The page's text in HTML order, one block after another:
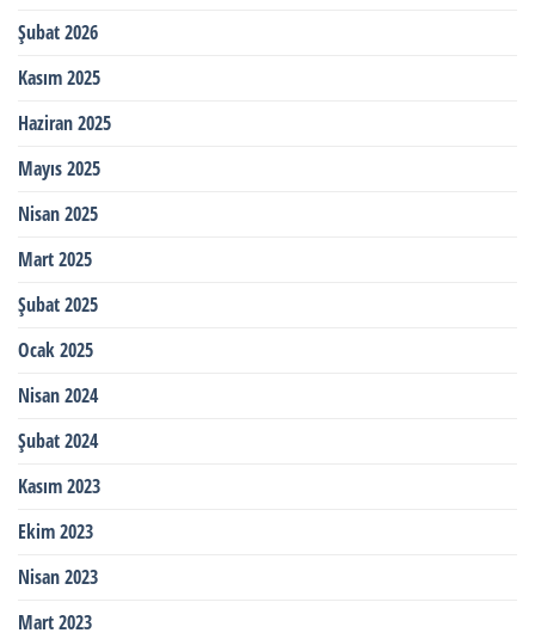
Şubat 2026
Kasım 2025
Haziran 2025
Mayıs 2025
Nisan 2025
Mart 2025
Şubat 2025
Ocak 2025
Nisan 2024
Şubat 2024
Kasım 2023
Ekim 2023
Nisan 2023
Mart 2023